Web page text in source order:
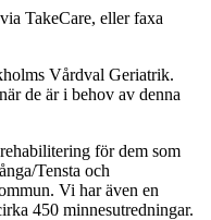
TakeCare, eller faxa
Vårdval Geriatrik.
de är i behov av denna
för dem som
Tensta och
Vi har även en
450 minnesutredningar.